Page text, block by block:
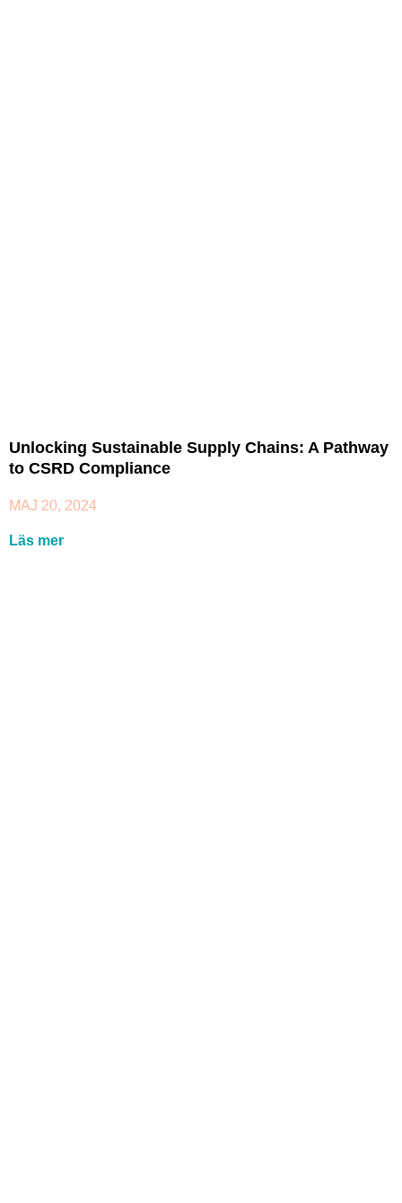
Unlocking Sustainable Supply Chains: A Pathway
to CSRD Compliance
MAJ 20, 2024
Läs mer